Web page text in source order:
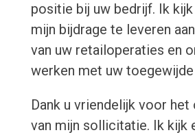
positie bij uw bedrijf. Ik
mijn bijdrage te leveren
van uw retailoperaties en
werken met uw
Dank u vriendelijk voor het
van mijn sollicitatie. Ik kijk